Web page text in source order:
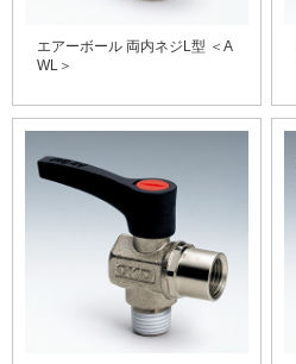
エアーボール 両内ネジL型 ＜A
WL＞